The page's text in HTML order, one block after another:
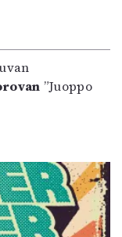
”Juoppo